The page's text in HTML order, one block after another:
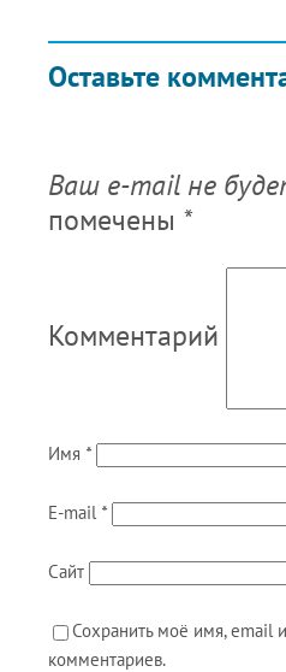
Оставьте
Ваш e-mail не
помечены *
Комментарий
Имя *
E-mail *
Сайт
Сохранить моё имя, email
комментариев.